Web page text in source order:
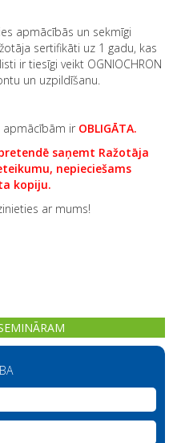
apmācībās un sekmīgi
sertifikāti uz 1 gadu, kas
ir tiesīgi veikt OGNIOCHRON
un uzpildīšanu.
apmācībām ir OBLIGĀTA.
saņemt Ražotāja
nepieciešams
kopiju.
ar mums!